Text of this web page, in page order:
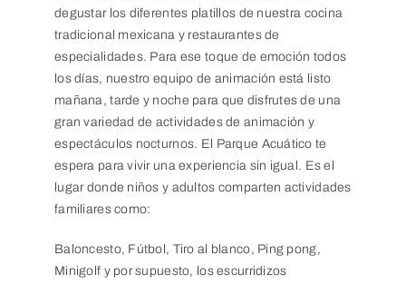
degustar los diferentes platillos de nuestra cocina
tradicional mexicana y restaurantes de
especialidades. Para ese toque de emoción todos
los días, nuestro equipo de animación está listo
mañana, tarde y noche para que disfrutes de una
gran variedad de actividades de animación y
espectáculos nocturnos. El Parque Acuático te
espera para vivir una experiencia sin igual. Es el
lugar donde niños y adultos comparten actividades
familiares como:
Baloncesto, Fútbol, Tiro al blanco, Ping pong,
Minigolf y por supuesto, los escurridizos